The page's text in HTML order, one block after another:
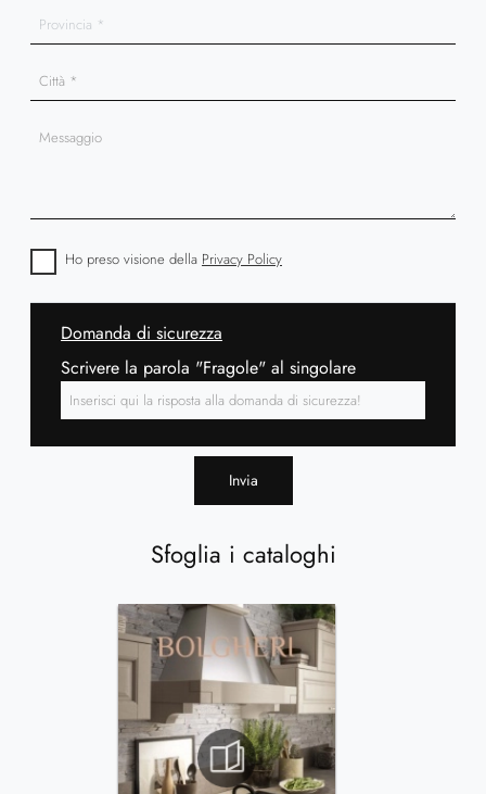
Sfoglia i cataloghi
Ho preso visione della Privacy Policy
Domanda di sicurezza
Scrivere la parola "Fragole" al singolare
Invia